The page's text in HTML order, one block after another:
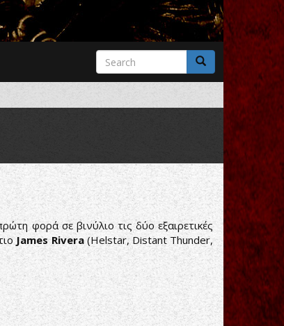
Search
form
Search
φορά σε βινύλιο τις δύο εξαιρετικές
James Rivera (Helstar, Distant Thunder,